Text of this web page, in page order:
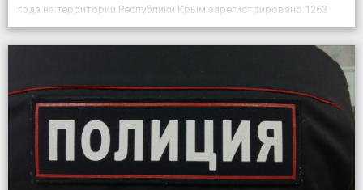
года на территории Республики Крым зарегистрировано 1263
случая новой коронавирусной инфекции, всего выявлено 151605
положительных на COVID-19», – по […]